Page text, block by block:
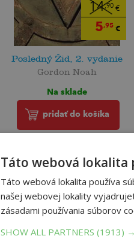
14,90€
5,95€
Posledný Žid, 2. vydanie
Gordon Noah
Na sklade
pridať do košíka
Táto webová lokalita
Táto webová lokalita používa
našej webovej lokality
zásadami používania súborov
SHOW ALL PARTNERS (1913) →